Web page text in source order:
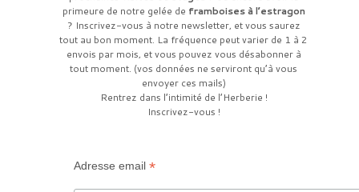
primeure de notre gelée de framboises à l’estragon
? Inscrivez-vous à notre newsletter, et vous saurez
tout au bon moment. La fréquence peut varier de 1 à 2
envois par mois, et vous pouvez vous désabonner à
tout moment. (vos données ne serviront qu’à vous
envoyer ces mails)
Rentrez dans l’intimité de l’Herberie !
Inscrivez-vous !
Adresse email *